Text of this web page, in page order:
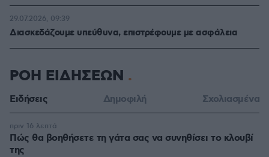
Διασκεδάζουμε υπεύθυνα, επιστρέφουμε με ασφάλεια
29.07.2026, 09:39
ΡΟΗ ΕΙΔΗΣΕΩΝ
Ειδήσεις Δημοφιλή Σχολιασμένα
Πώς θα βοηθήσετε τη γάτα σας να συνηθίσει το κλουβί
της
πριν 16 λεπτά